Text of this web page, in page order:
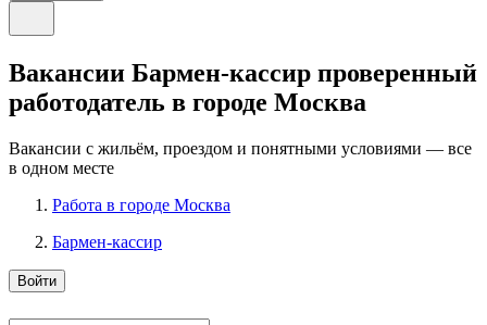
Вакансии Бармен-кассир проверенный
работодатель в городе Москва
Вакансии с жильём, проездом и понятными условиями — все
в одном месте
Работа в городе Москва
Бармен-кассир
Войти